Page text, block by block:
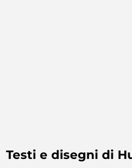
Testi e disegni di